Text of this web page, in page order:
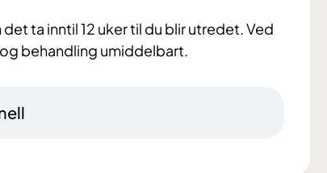
ta inntil 12 uker til du blir utredet. Ved
behandling umiddelbart.